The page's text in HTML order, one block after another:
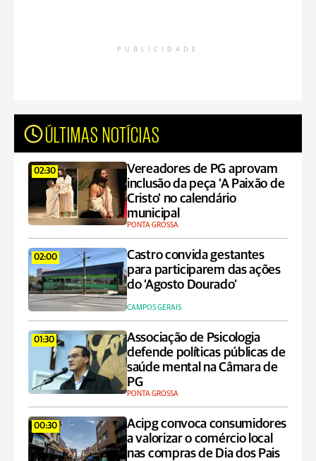
PUBLICIDADE
ÚLTIMAS NOTÍCIAS
02:30
Vereadores de PG aprovam
inclusão da peça 'A Paixão de
Cristo' no calendário
municipal
PONTA GROSSA
02:00
Castro convida gestantes
para participarem das ações
do ‘Agosto Dourado’
CAMPOS GERAIS
01:30
Associação de Psicologia
defende políticas públicas de
saúde mental na Câmara de
PG
PONTA GROSSA
00:30
Acipg convoca consumidores
a valorizar o comércio local
nas compras de Dia dos Pais